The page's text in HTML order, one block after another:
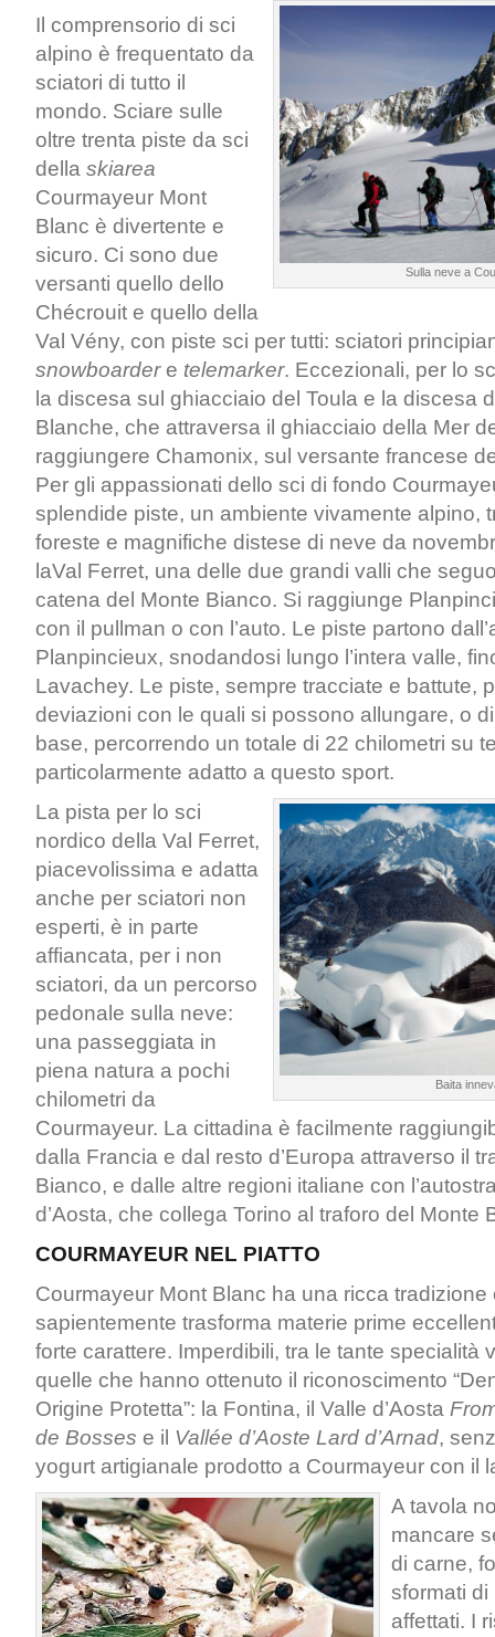
Sulla neve a
Il comprensorio di sci
alpino è frequentato da
sciatori di tutto il
mondo. Sciare sulle
oltre trenta piste da sci
della skiarea
Courmayeur Mont
Blanc è divertente e
sicuro. Ci sono due
versanti quello dello
Chécrouit e quello della
Val Vény, con piste sci per tutti: sciatori
snowboardere telemarker. Eccezionali, per lo
la discesa sul ghiacciaio del Toula e la discesa
Blanche, che attraversa il ghiacciaio della Mer
raggiungere Chamonix, sul versante francese
Per gli appassionati dello sci di fondo
splendide piste, un ambiente vivamente alpino,
foreste e magnifiche distese di neve da
laVal Ferret, una delle due grandi valli che
catena del Monte Bianco. Si raggiunge
con il pullman o con l’auto. Le piste partono
Planpincieux, snodandosi lungo l’intera valle,
Lavachey. Le piste, sempre tracciate e battute,
deviazioni con le quali si possono allungare, o
base, percorrendo un totale di 22 chilometri su
particolarmente adatto a questo sport.
Baita
La pista per lo sci
nordico della Val Ferret,
piacevolissima e adatta
anche per sciatori non
esperti, è in parte
affiancata, per i non
sciatori, da un percorso
pedonale sulla neve:
una passeggiata in
piena natura a pochi
chilometri da
Courmayeur. La cittadina è facilmente
dalla Francia e dal resto d’Europa attraverso il
Bianco, e dalle altre regioni italiane con
d’Aosta, che collega Torino al traforo del Monte
COURMAYEUR NEL PIATTO
Courmayeur Mont Blanc ha una ricca tradizione
sapientemente trasforma materie prime
forte carattere. Imperdibili, tra le tante specialità
quelle che hanno ottenuto il riconoscimento
Origine Protetta”: la Fontina, il Valle d’Aosta
de Bosses e il Vallée d’Aoste Lard d’Arnad,
yogurt artigianale prodotto a Courmayeur con il
A tavola
mancare
di carne,
sformati
affettati. I